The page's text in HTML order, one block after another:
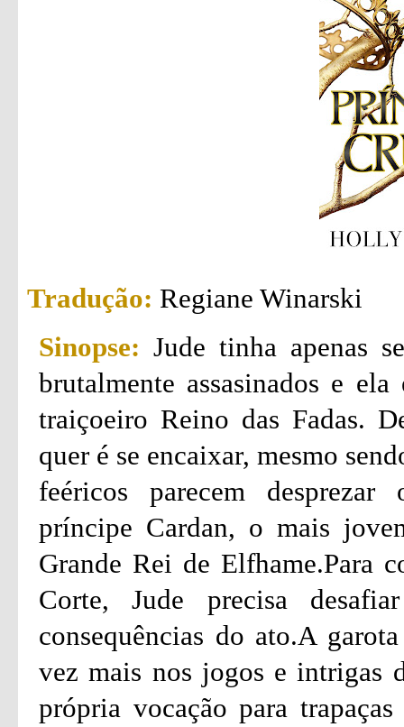
Tradução: Regiane Winarski
Sinopse: Jude tinha apenas
brutalmente assasinados e
traiçoeiro Reino das Fadas.
quer é se encaixar, mesmo
feéricos parecem
príncipe Cardan, o mais
Grande Rei de Elfhame.Para
Corte, Jude precisa
consequências do ato.A
vez mais nos jogos e intrigas
própria vocação para